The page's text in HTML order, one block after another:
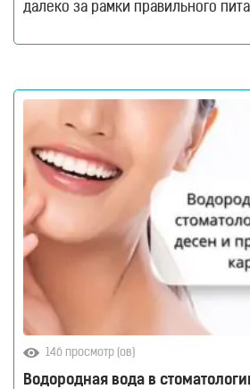
далеко за рамки правильного
именно она участвует во всех
животные ежедневно
146 просмотр (ов)
Водородная вода в